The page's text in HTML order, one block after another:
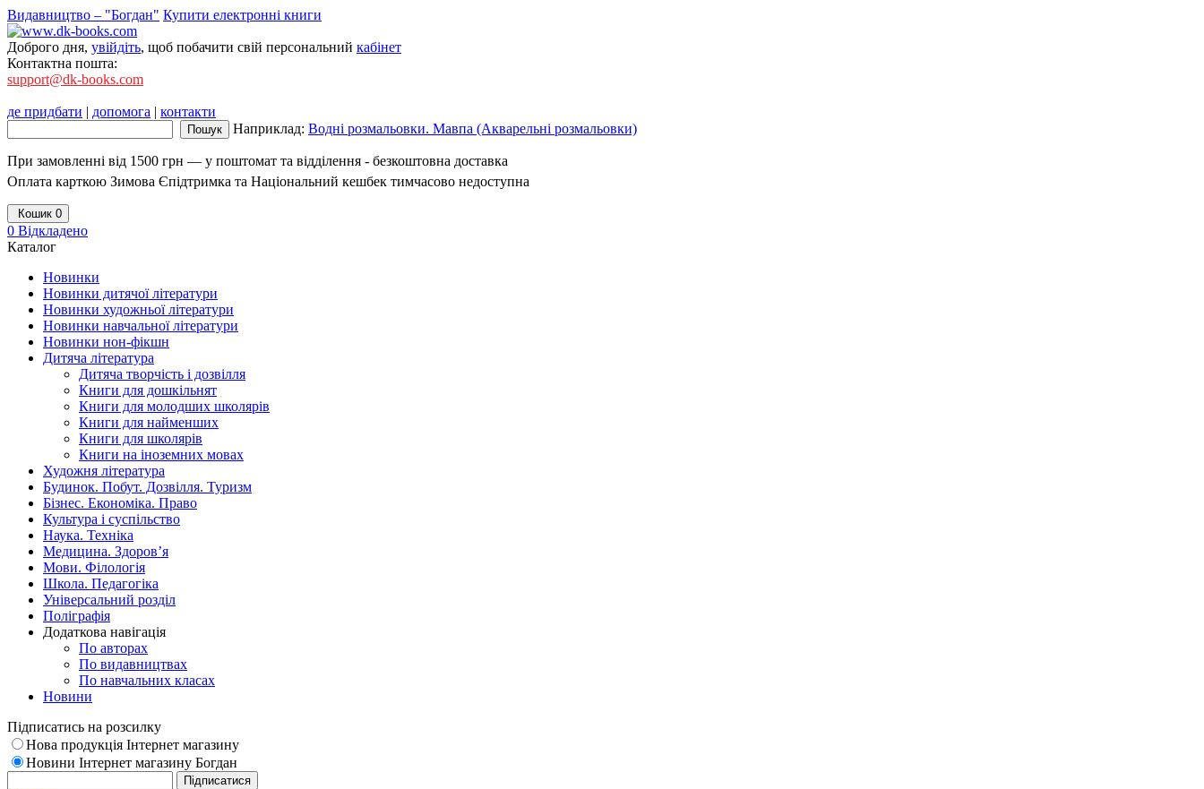
Видавництво – "Богдан" Купити електронні книги
Доброго дня, увійдіть, щоб побачити свій персональний кабінет
Контактна пошта:
support@dk-books.com
де придбати | допомога | контакти
Наприклад: Водні розмальовки. Мавпа (Акварельні розмальовки)
При замовленні від 1500 грн — у поштомат та відділення - безкоштовна доставка
Оплата карткою Зимова Єпідтримка та Національний кешбек тимчасово недоступна
Кошик 0
0 Відкладено
Каталог
Новинки
Новинки дитячої літератури
Новинки художньої літератури
Новинки навчальної літератури
Новинки нон-фікшн
Дитяча література
Дитяча творчість і дозвілля
Книги для дошкільнят
Книги для молодших школярів
Книги для найменших
Книги для школярів
Книги на іноземних мовах
Художня література
Будинок. Побут. Дозвілля. Туризм
Бізнес. Економіка. Право
Культура і суспільство
Наука. Техніка
Медицина. Здоров’я
Мови. Філологія
Школа. Педагогіка
Універсальний розділ
Поліграфія
Додаткова навігація
По авторах
По видавництвах
По навчальних класах
Новини
Підписатись на розсилку
Нова продукція Інтернет магазину
Новини Інтернет магазину Богдан